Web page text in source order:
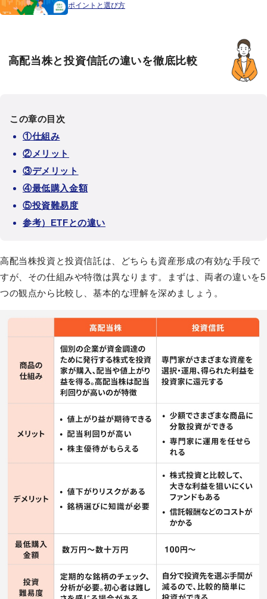
ポイントと選び方
高配当株と投資信託の違いを徹底比較
この章の目次
①仕組み
②メリット
③デメリット
④最低購入金額
⑤投資難易度
参考）ETFとの違い
高配当株投資と投資信託は、どちらも資産形成の有効な手段で
すが、その仕組みや特徴は異なります。まずは、両者の違いを5
つの観点から比較し、基本的な理解を深めましょう。